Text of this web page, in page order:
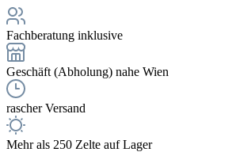
Fachberatung inklusive
Geschäft (Abholung) nahe Wien
rascher Versand
Mehr als 250 Zelte auf Lager